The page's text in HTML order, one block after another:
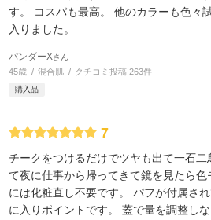
す。 コスパも最高。 他のカラーも色々
入りました。
パンダーXさん
45歳 混合肌 クチコミ投稿 263件
購入品
7
チークをつけるだけでツヤも出て一石
て夜に仕事から帰ってきて鏡を見たら
には化粧直し不要です。 パフが付属さ
に入りポイントです。 蓋で量を調整し